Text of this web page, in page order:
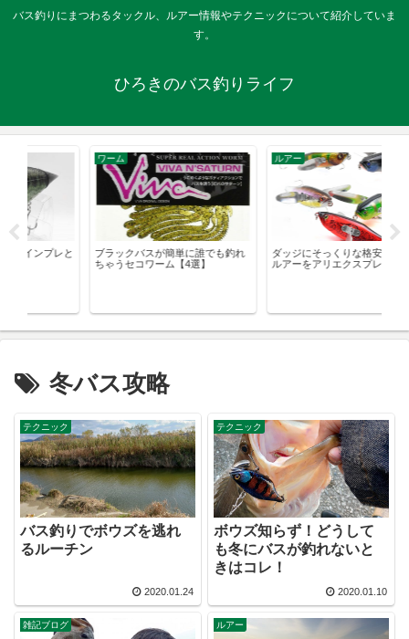
バス釣りにまつわるタックル、ルアー情報やテクニックについて紹介していま
す。
ひろきのバス釣りライフ
ブラックバスが簡単に誰でも釣れ
ちゃうセコワーム【4選】
ルアー
ダッジにそっくりな格安ハネモノ
ルアーをアリエクスプレスで発見
冬バス攻略
テクニック
バス釣りでボウズを逃れ
るルーチン
2020.01.24
テクニック
ボウズ知らず！どうして
も冬にバスが釣れないと
きはコレ！
2020.01.10
雑記ブログ ルアー